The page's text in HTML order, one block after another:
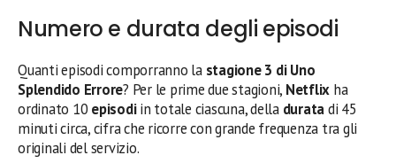
Numero e durata degli episodi
Quanti episodi comporranno la stagione 3 di Uno
Splendido Errore? Per le prime due stagioni, Netflix ha
ordinato 10 episodiin totale ciascuna, della duratadi 45
minuti circa, cifra che ricorre con grande frequenza tra gli
originali del servizio.